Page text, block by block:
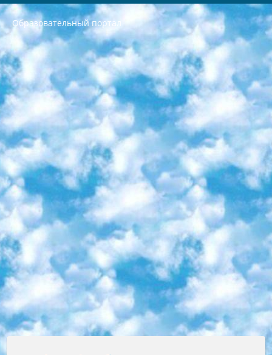
Образовательный портал
РЕСПУБЛИКА УЗБЕКИСТАН МИНИСТРЕРСТВО ДОШКОЛЬНОГО И ШКОЛЬНОГО ОБРАЗОВАНИЯ КОМАНДА в общеобразовательных учреждениях в 2023-2024 учебном году организация и проведение итоговой государственной аттестации обучающихся о Министра дошкольного и школьного образования Республики Узбекистан от 4 марта 2008 года (постановлением Минюста от 20 марта 2008 года № 1778 государственной регистрации) «Итоговое состояние учащихся общего среднего образования на основании положения об утверждении положения об аттестации общего среднего образования выпускной экзамен студентов в образовательных учреждениях в 2023-2024 учебном году В целях организации и прохождения аттестации приказываю: 1. Следующее: перечень предметов, по которым будет проводиться итоговая государственная аттестация и экзамен формы перевода согласно приложению 1; сертификаты международного образца, оценивающие уровень владения иностранными языками перечень согласно приложению 2; 2. Педагогический при специализированных образовательных учреждениях. научно-практический центр квалификации и международной оценки (Д.Давидова) 2024 г. До 25 марта: задания по предметам, по которым будет проводиться итоговая аттестация разработка и утверждение технических условий; итоговая аттестация на основании разработанного предметного задания разработка вопросов по предметам (устно и письменно), экзамен передача; общеобразовательные средние школы и специальные учебные заведения учащиеся выпускных классов школ и интернатов в агентской системе подготовка базы данных экзаменационных материалов и критериев оценки; перевод базы экзаменационных материалов на все языки обучения подать в Республиканский образовательный центр для изготовления; варианты экзаменов на основе разработанных контрольных материалов пусть будут поставлены задачи формирования. 3. Республиканский образовательный центр (Ш.Худайкулов) до 5 апреля 2024 года. до: база данных предоставленных экзаменационных материалов на все языки обучения перевод и экспертиза; для слепых, слабовидящих, глухих, слабослышащих и умственно отсталых детей учащиеся выпускных классов специализированных школ и школ-интернатов база данных экзаменационных материалов на всех преподаваемых языках подготовка критериев оценки; специализированные школы для умственно отсталых детей и технологии для учащихся выпускных классов школ-интернатов разработка соответствующих рекомендаций и критериев проведения ЕГЭ по естествознанию давать задания. 4. Педагогический при специализированных образовательных учреждениях. Научно-практический центр навыков и международной оценки (Д.Давидова), Республика образовательный центр (Худайкулов Ш.) итоговый государственный аттестационный экзамен ориентирован на творческое и логическое мышление при подготовке базы материалов учитывать введение заданий. 5. Следует отметить, что: сертификат государственного образца о знании общеобразовательного предмета и как минимум национальный уровень B1 по предметам на иностранных языках, указанным в Приложении 2. или международно признанный сертификат эквивалентного уровня студенты, изучающие определенный предмет, освобождаются от экзамена; по соответствующим предметам запланирована итоговая государственная аттестация за день до дня, путем жеребьевки Рабочей группой (в письменной форме по предметам, проводимым в форме) из числа сформированных вариантов выбрано 2 варианта; 2 выбранных варианта экзамена анонсированы на официальном сайте министерства и все выпускники по всей стране на основе этих вариантов проводит итоговую государственную аттестацию. 6. Государственное образование учащихся средних общеобразовательных учреждений. знания в соответствии с квалификационными требованиями, которые необходимо приобрести на основании стандартов итоговый (выпускной) контроль для 9 и 11 классов в целях тестирования Экзамены (далее – экзамены) состоят из предметов, перечисленных в приложении 1. будет сделано. 7. Экзамены пройдут с 26 мая по 15 июня 2024 г. (кроме науки физического воспитания). 8. Физическая для учащихся 9 классов общесредних образовательных учреждений. Экзамены по предмету «Образование, квалификация медицина» 1-6 мая 2024 года. сотрудники перевести под присмотр (с отклонениями в физическом или умственном развитии) специализированная школа для детей, школы-интернаты и со сколиозом школы-интернаты санаторного типа для больных детей исключены). 9. Он был слепым, слабовидящим и имел нарушения опорно-двигательного аппарата. экзамены в специализированных школах и интернатах для детей должны проводиться исходя из требований, предъявляемых к общеобразовательным учреждениям (физкультура кроме науки). 10. Специализированная школа для глухих и слабослышащих детей. и экзамены в интернатах и быть реализован в виде письменного теста по математике. 11. Специальность для умственно отсталых детей. Для 9 класса Родной язык и литературное письмо Государственный язык (язык обучения – узбекский). для неклассов) написано Математическое письмо Письменная/устная история Узбекистана Физическое воспитание практично Итоговый контроль Для 11 класса Написание родного языка и литературы (эссе) Математическое письмо Узбекский язык (обучение на узбекском языке) не посещающее общее среднее образование для учреждений)/Образовательное учреждение выбор письменный и устный Иностранный язык письменный/устный Письменная/устная история Узбекистана *По выбору студента:  Химия  Физика  Основы государственного права  География 10 бесплатных образовательных ресурсов - Мы составили подборку онлайн-проектов с интерактивными упражнениями, видеолекциями и статьями. Они помогут вам обрести новые и освежить старые знания бесплатно. 1. «ИНТУИТ» Старейшая образовательная площадка Рунета. Здесь вы найдёте сотни текстовых и видеокурсов на десятки различных тем — от программирования до психологии. Многие курсы подготовлены российскими университетами и крупными международными компаниями вроде Intel и Microsoft. Самостоятельное обучение бесплатное, но желающие могут оплатить услуги персональных наставников. 2. «Смартия» знакомит с актуальными профессиями и подсказывает, как им обучаться. Выбрав заинтересовавшую вас специальность — SMM-специалист, фотограф, веб-дизайнер или другую, — увидите список необходимых для неё умений. Чтобы вы могли освоить их самостоятельно, для каждого умения площадка отображает подборку ссылок на учебные материалы. Хотя «Смартия» ориентируется на русскоязычную аудиторию, часть контента всё же доступна только на английском. 3. «Лекторий Физтеха» Проект Московского физико-технического института (Физтеха). С его помощью вы можете смотреть онлайн серии лекций, записанные на видео в этом вузе. В числе доступных предметов — физика, биология, химия, информационные технологии и другие. К некоторым лекциям администрация ресурса прилагает готовые конспекты, которые можно скачивать в PDF-формате. 4. ITMOcourses Онлайн-площадка Санкт-Петербургского национального исследовательского университета информационных технологий, механики и оптики (ИТМО). Ресурс предоставляет свободный доступ к курсам, разработанным в этом вузе. Каталог материалов разбит на четыре категории: «Оптические системы и технологии», «Приборостроение и робототехника», «Информационные технологии» и «Биотехнологии». Курсы состоят из видеолекций, интерактивных демонстраций и заданий. 5. «КиберЛенинка» Электронная научная библиотека открытого доступа. Каталог площадки регулярно обрастает текстами статей из различных научных изданий. Сгруппированные по журналам и рубрикам публикации можно читать онлайн или скачивать целиком в PDF-формате. Проект нацелен на популяризацию науки за счёт открытого доступа к качественной информации. 6. «ПостНаука» На этом ресурсе публикуют подборки видеолекций, составленные экспертами из разных отраслей и объединённые общими темами. Среди них, к примеру, есть серии «Биоинформатика и геномика», «Культура средневековой Скандинавии» и Cinema Studies о теории кино. Каждая подборка лекций — логически связанная история, рассказанная экспертом от первого лица. Кроме того, на сайте появляются научно-образовательные статьи и тесты на разные темы. 7. «Newочём» Команда проекта «Newочём» отбирает самые интересные тексты из англоязычных СМИ и переводит те из них, за которые голосуют участники сообщества «ВКонтакте». По большей части это научно-популярные статьи. Редакторы придумывают лишь заголовки, в остальном содержание переводов соответствует оригиналам. Полные тексты можно читать прямо в социальной сети. 8. InternetUrok Онлайн-база материалов по основным дисциплинам школьной программы. Информация на сайте структурирована по классам, предметам и темам (урокам). Каждый урок состоит из видеолекций и конспектов. Есть также интерактивные тренажёры и тесты для закрепления пройденного материала. Даже если вы давно окончили школу, возможность повторить программу старших классов всегда может пригодиться. 9. Edutainme Ещё один ресурс об образовании. В отличие от Newtonew, как мне кажется, Edutainme больше ориентируется на представителей индустрии: педагогов, предпринимателей, разработчиков образовательных проектов. Но и любой, кто просто стремится к саморазвитию, найдёт на сайте много полезного и интересного для себя. Например, информацию о новых курсах и образовательных сервисах. 10. Newtonew Онлайн-медиа об образовании и обучении в широком смысле. Авторы Newtonew пишут об инструментах, заведениях, тактиках и стратегиях, которые помогают учить других и получать новые знания самостоятельно. На этой площадке вы найдёте новости, обзоры, аналитические мат